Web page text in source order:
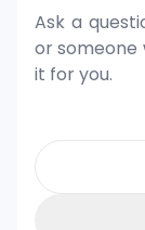
Ask a
or someone
it for you.